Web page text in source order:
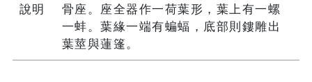
說明
骨座。座全器作一荷葉形，葉上有一螺
一蚌。葉緣一端有蝙蝠，底部則鏤雕出
葉莖與蓮篷。